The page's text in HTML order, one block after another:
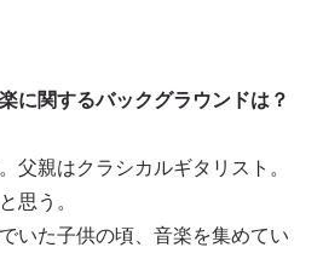
関するバックグラウンドは？
父親はクラシカルギタリスト。
思う。
いた子供の頃、音楽を集めてい